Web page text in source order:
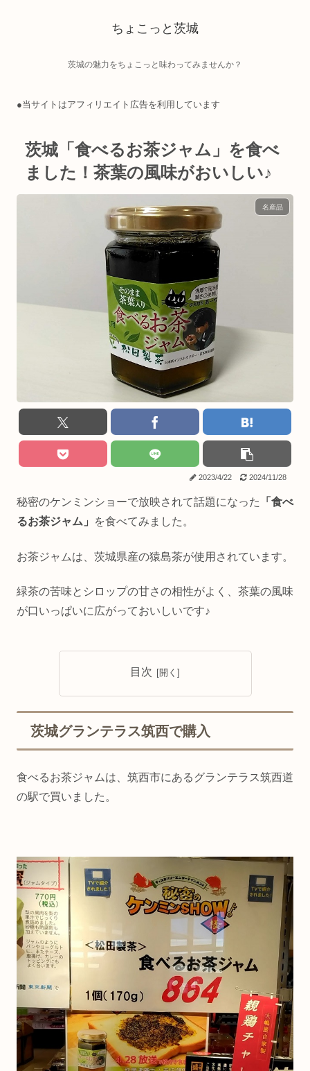
ちょこっと茨城
茨城の魅力をちょこっと味わってみませんか？
●当サイトはアフィリエイト広告を利用しています
茨城「食べるお茶ジャム」を食べ
ました！茶葉の風味がおいしい♪
名産品
2023/4/22 2024/11/28
秘密のケンミンショーで放映されて話題になった
「食べ
るお茶ジャム」
を食べてみました。
お茶ジャムは、茨城県産の猿島茶が使用されています。
緑茶の苦味とシロップの甘さの相性がよく、茶葉の風味
が口いっぱいに広がっておいしいです♪
目次
茨城グランテラス筑西で購入
食べるお茶ジャムは、筑西市にあるグランテラス筑西道
の駅で買いました。